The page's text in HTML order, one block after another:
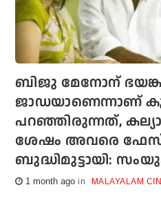
ബിജു മേനോന്
ജാഡയാണെന്നാണ്
പറഞ്ഞിരുന്നത്,
ശേഷം അവരെ ഫേസ്
ബുദ്ധിമുട്ടായി:
1 month ago MALAYALAM